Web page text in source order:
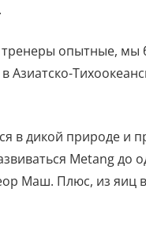
опытные, мы
в дикой природе и
Metang до
Маш. Плюс, из яиц